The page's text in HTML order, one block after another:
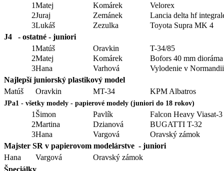
1Matej Komárek
Velorex
2Juraj Zemánek
Lancia delta hf
3Lukáš Zezulka
Toyota Supra MK 4
J4 - ostatné - juniori
1Matúš Oravkin
T-34/85
2Matej Komárek
Bofors 40 mm dioráma
3Hana Varhová
Vylodenie v Normandii
Najlepší juniorský plastikový model
Matúš
Oravkin MT-34 KPM Albatros
JPa1 - všetky modely - papierové modely (juniori do 18 rokov)
1 Šimon Pavlík
Falcon Heavy Viasat-3
2Martina Dzianová
BUGATTI T-32
3Hana Vargová
Oravský zámok
Majster SR v papierovom modelárstve - juniori
Hana
Vargová
Oravský zámok
Špeciálky